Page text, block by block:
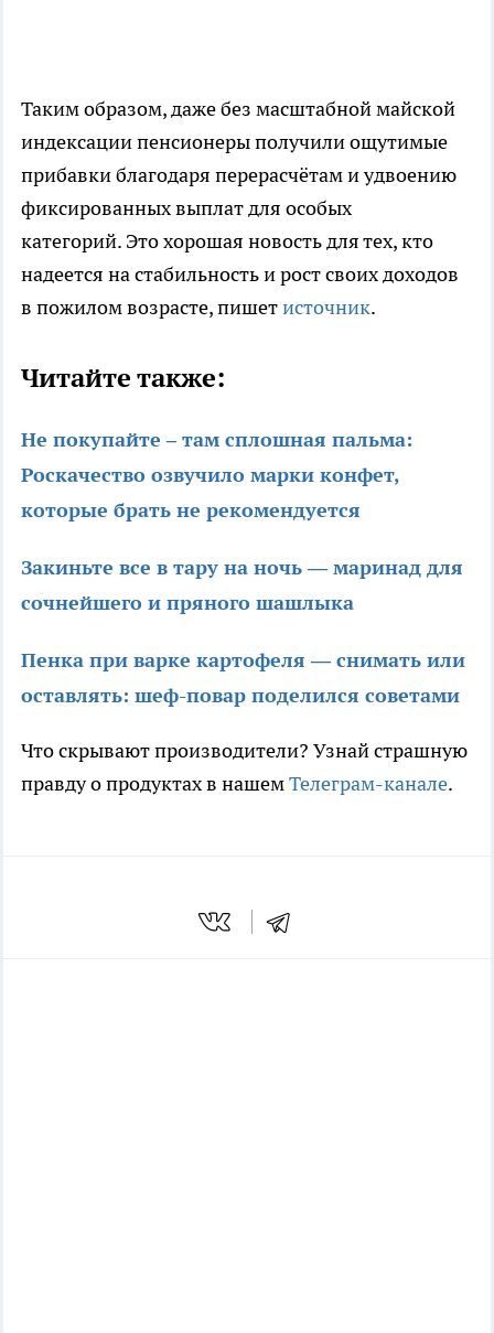
Таким образом, даже без масштабной майской
индексации пенсионеры получили ощутимые
прибавки благодаря перерасчётам и удвоению
фиксированных выплат для особых
категорий. Это хорошая новость для тех, кто
надеется на стабильность и рост своих доходов
в пожилом возрасте, пишетисточник.
Читайте также:
Не покупайте – там сплошная пальма:
Роскачество озвучило марки конфет,
которые брать не рекомендуется
Закиньте все в тару на ночь — маринад для
сочнейшего и пряного шашлыка
Пенка при варке картофеля — снимать или
оставлять: шеф-повар поделился советами
Что скрывают производители? Узнай страшную
правду о продуктах в нашемТелеграм-канале.